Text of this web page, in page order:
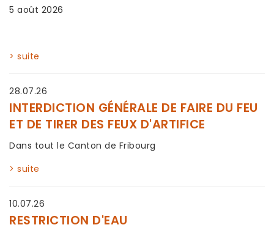
5 août 2026
> suite
28.07.26
INTERDICTION GÉNÉRALE DE FAIRE DU FEU
ET DE TIRER DES FEUX D'ARTIFICE
Dans tout le Canton de Fribourg
> suite
10.07.26
RESTRICTION D'EAU